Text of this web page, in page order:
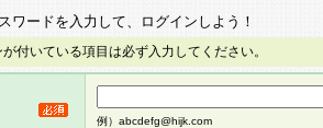
ワードを入力して、ログインしよう！
が付いている項目は必ず入力してください。
例）abcdefg@hijk.com